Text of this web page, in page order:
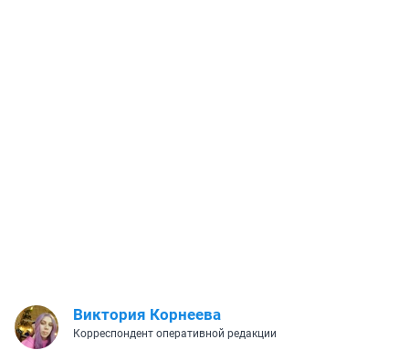
Виктория Корнеева
Корреспондент оперативной редакции